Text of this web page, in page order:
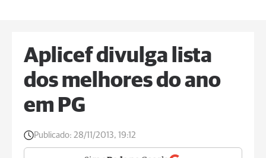
Aplicef divulga lista
dos melhores do ano
em PG
Publicado: 28/11/2013, 19:12